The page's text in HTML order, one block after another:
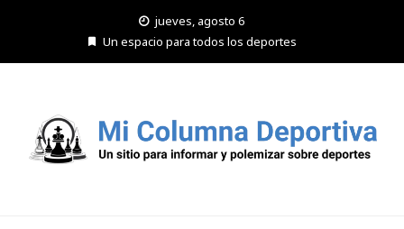
jueves, agosto 6
Un espacio para todos los deportes